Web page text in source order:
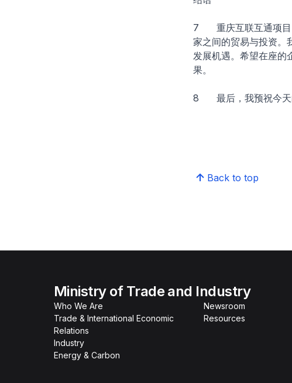
7 重庆互联互通项目
家之间的贸易与投资。
发展机遇。希望在座的
果。
8 最后，我预祝今天
Back to top
Ministry of Trade and Industry
Who We Are
Trade & International Economic
Relations
Industry
Energy & Carbon
Newsroom
Resources